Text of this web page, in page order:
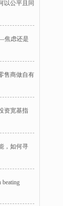
以公平且同
焦虑还是
售商做自有
资宽基指
，如何寻